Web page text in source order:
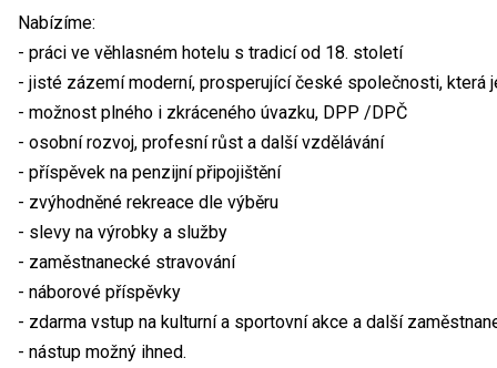
Nabízíme:
- práci ve věhlasném hotelu s tradicí od 18. století
- jisté zázemí moderní, prosperující české společnosti, která
- možnost plného i zkráceného úvazku, DPP /DPČ
- osobní rozvoj, profesní růst a další vzdělávání
- příspěvek na penzijní připojištění
- zvýhodněné rekreace dle výběru
- slevy na výrobky a služby
- zaměstnanecké stravování
- náborové příspěvky
- zdarma vstup na kulturní a sportovní akce a další
- nástup možný ihned.